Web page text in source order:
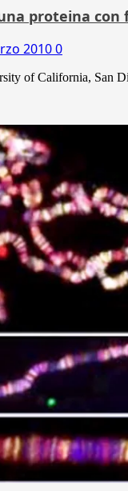
proteina con
20100
of California, San